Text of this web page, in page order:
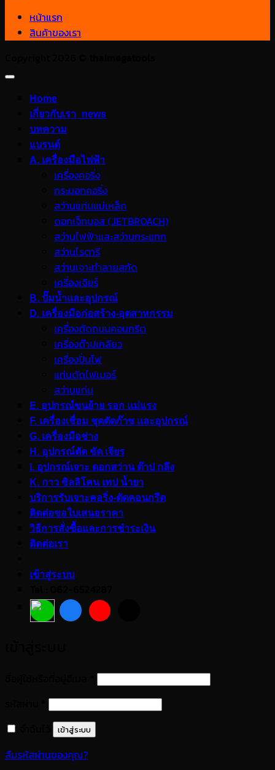
หน้าแรก
สินค้าของเรา
Home
เกี่ยวกับเรา_news
บทความ
แบรนด์
A. เครื่องมือไฟฟ้า
เครื่องคอริ่ง
กระบอกคอริ่ง
สว่านแท่นแม่เหล็ก
ดอกเจ็ทบอส (JETBROACH)
สว่านไฟฟ้าและสว่านกระแทก
สว่านโรตารี
สว่านเจาะทำลายสกัด
เครื่องเจียร์
B. ปั๊มน้ำและอุปกรณ์
D. เครื่องมือก่อสร้าง-อุตสาหกรรม
เครื่องตัดถนนคอนกรีต
เครื่องต๊าปเกลียว
เครื่องปั่นไฟ
แท่นตัดไฟเบอร์
สว่านแท่น
E. อุปกรณ์ขนย้าย รอก แม่แรง
F. เครื่องเชื่อม ชุดตัดก๊าซ และอุปกรณ์
G. เครื่องมือช่าง
H. อุปกรณ์ตัด ขัด เจียร
I. อุปกรณ์เจาะ ดอกสว่าน ต๊าป กลึง
K. กาว ซิลลิโคน เทป น้ำยา
บริการรับเจาะคอริ่ง-ตัดคอนกรีต
ติดต่อขอใบเสนอราคา
วิธีการสั่งซื้อและการชำระเงิน
ติดต่อเรา
เข้าสู่ระบบ
ต้องการ
ต้องการ
เข้าสู่ระบบ
ลืมรหัสผ่านของคุณ?